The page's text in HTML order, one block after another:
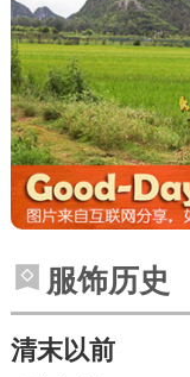
服饰历史
清末以前